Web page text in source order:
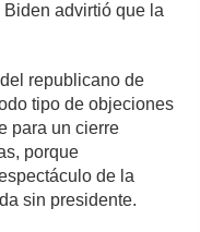
advirtió que la
republicano de
tipo de objeciones
para un cierre
porque
de la
sin presidente.